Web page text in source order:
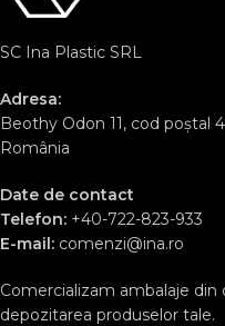
SC Ina Plastic SRL
Adresa:
Beothy Odon 11, cod poștal
România
Date de contact
Telefon: +40-722-823-933
E-mail: comenzi@ina.ro
Comercializam ambalaje
depozitarea produselor tale.